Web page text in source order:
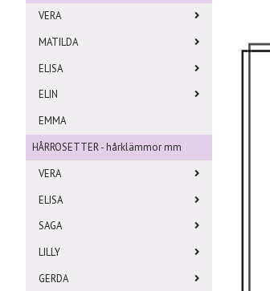
VERA
MATILDA
ELISA
ELIN
EMMA
HÅRROSETTER - hårklämmor mm
VERA
ELISA
SAGA
LILLY
GERDA